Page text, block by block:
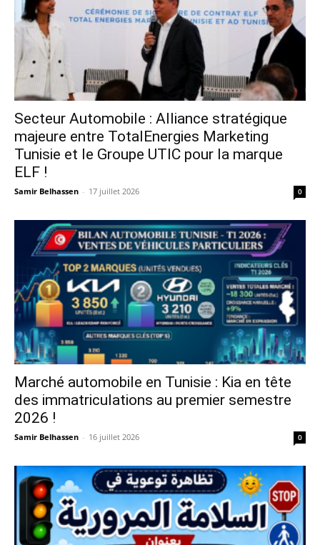
Secteur Automobile : Alliance stratégique
majeure entre TotalEnergies Marketing
Tunisie et le Groupe UTIC pour la marque
ELF !
Samir Belhassen - 17 juillet 2026 0
Marché automobile en Tunisie : Kia en tête
des immatriculations au premier semestre
2026 !
Samir Belhassen - 16 juillet 2026 0